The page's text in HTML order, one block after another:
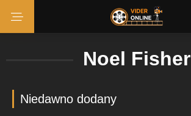
Noel Fisher
Niedawno dodany